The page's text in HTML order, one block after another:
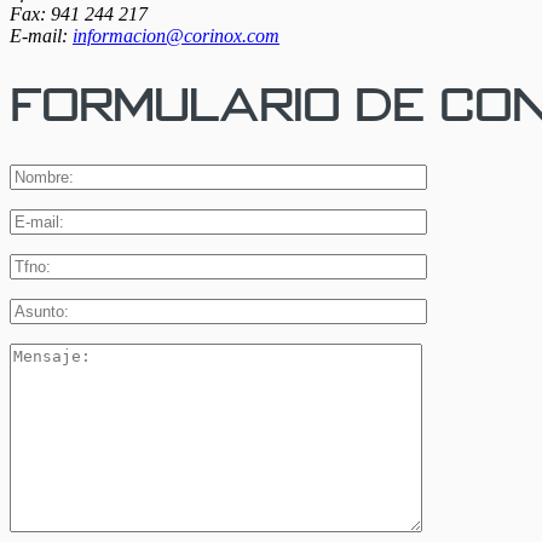
Fax: 941 244 217
E-mail: informacion@corinox.com
Formulario de